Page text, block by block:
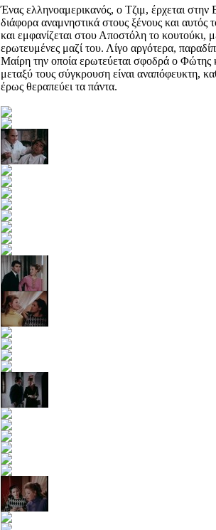
Ένας ελληνοαμερικανός, ο Τζιμ, έρχεται
διάφορα αναμνηστικά στους ξένους και
και εμφανίζεται στου Αποστόλη το κουτούκι,
ερωτευμένες μαζί του. Λίγο αργότερα,
Μαίρη την οποία ερωτεύεται σφοδρά ο Φώτης
μεταξύ τους σύγκρουση είναι αναπόφευκτη,
έρως θεραπεύει τα πάντα.